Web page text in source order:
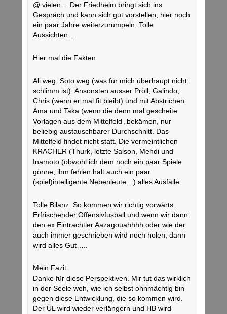
@ vielen… Der Friedhelm bringt sich ins
Gespräch und kann sich gut vorstellen, hier noch
ein paar Jahre weiterzurumpeln. Tolle
Aussichten….
Hier mal die Fakten:
Ali weg, Soto weg (was für mich überhaupt nicht
schlimm ist). Ansonsten ausser Pröll, Galindo,
Chris (wenn er mal fit bleibt) und mit Abstrichen
Ama und Taka (wenn die denn mal gescheite
Vorlagen aus dem Mittelfeld „bekämen, nur
beliebig austauschbarer Durchschnitt. Das
Mittelfeld findet nicht statt. Die vermeintlichen
KRACHER (Thurk, letzte Saison, Mehdi und
Inamoto (obwohl ich dem noch ein paar Spiele
gönne, ihm fehlen halt auch ein paar
(spiel)intelligente Nebenleute…) alles Ausfälle.
Tolle Bilanz. So kommen wir richtig vorwärts.
Erfrischender Offensivfusball und wenn wir dann
den ex Eintrachtler Aazagouahhhh oder wie der
auch immer geschrieben wird noch holen, dann
wird alles Gut…..
Mein Fazit:
Danke für diese Perspektiven. Mir tut das wirklich
in der Seele weh, wie ich selbst ohnmächtig bin
gegen diese Entwicklung, die so kommen wird.
Der ÜL wird wieder verlängern und HB wird